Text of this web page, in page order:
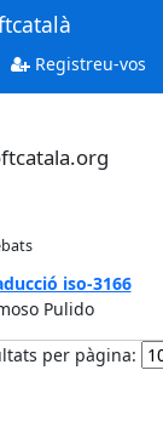
Registreu-vos
iso-3166
Pulido
per pàgina: